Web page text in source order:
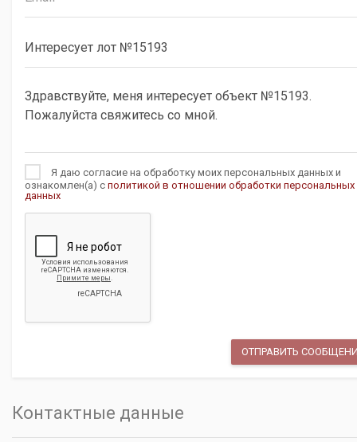
Я даю согласие на обработку моих персональных данных и
ознакомлен(а) с политикой в отношении обработки персональных
данных
Контактные данные